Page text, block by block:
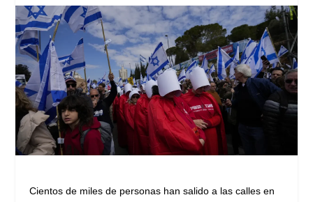
Cientos de miles de personas han salido a las calles en